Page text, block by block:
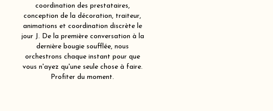
coordination des prestataires,
conception de la décoration, traiteur,
animations et coordination discrète le
jour J. De la première conversation à la
dernière bougie soufflée, nous
orchestrons chaque instant pour que
vous n'ayez qu'une seule chose à faire.
Profiter du moment.